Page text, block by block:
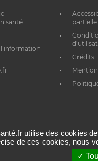
santé
partielle
Crédits
utilise des cookies
de ces cookies, nous